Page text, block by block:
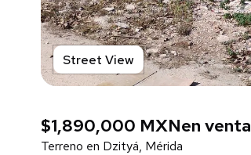
Street View
$1,890,000 MXNen venta
Terreno en Dzityá, Mérida